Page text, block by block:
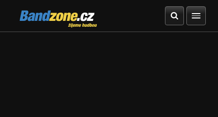
Bandzone.cz
žijeme hudbou